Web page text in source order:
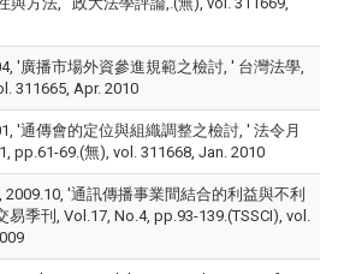
'廣播市場外資參進規範之檢討, ' 台灣法學,
311665, Apr. 2010
'通傳會的定位與組織調整之檢討, ' 法令月
pp.61-69.(無), vol. 311668, Jan. 2010
2009.10, '通訊傳播事業間結合的利益與不利
易季刊, Vol.17, No.4, pp.93-139.(TSSCI), vol.